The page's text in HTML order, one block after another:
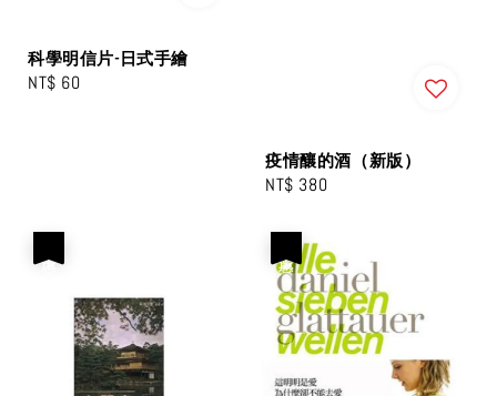
科學明信片-日式手繪
Regular
NT$ 60
疫情釀的酒（新版）
Regular
NT$ 380